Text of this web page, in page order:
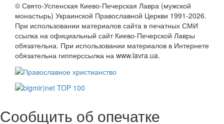
© Свято-Успенская Киево-Печерская Лавра (мужской
монастырь) Украинской Православной Церкви 1991-2026.
При использовании материалов сайта в печатных СМИ
ссылка на официальный сайт Киево-Печерской Лавры
обязательна. При использовании материалов в Интернете
обязательна гипперссылка на www.lavra.ua.
Сообщить об опечатке